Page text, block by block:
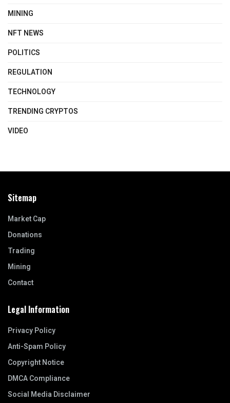
MINING
NFT NEWS
POLITICS
REGULATION
TECHNOLOGY
TRENDING CRYPTOS
VIDEO
Sitemap
Market Cap
Donations
Trading
Mining
Contact
Legal Information
Privacy Policy
Anti-Spam Policy
Copyright Notice
DMCA Compliance
Social Media Disclaimer